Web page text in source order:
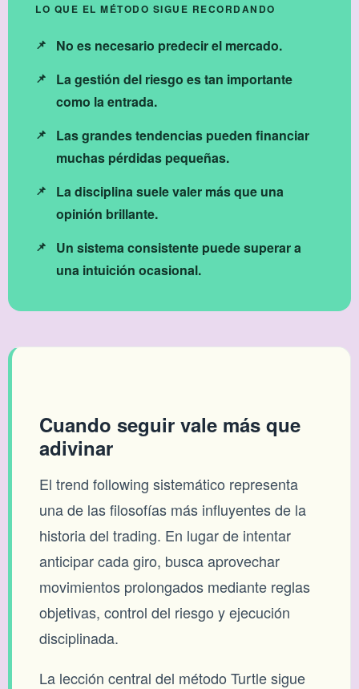
LO QUE EL MÉTODO SIGUE RECORDANDO
No es necesario predecir el mercado.
La gestión del riesgo es tan importante
como la entrada.
Las grandes tendencias pueden financiar
muchas pérdidas pequeñas.
La disciplina suele valer más que una
opinión brillante.
Un sistema consistente puede superar a
una intuición ocasional.
Cuando seguir vale más que
adivinar
El trend following sistemático representa
una de las filosofías más influyentes de la
historia del trading. En lugar de intentar
anticipar cada giro, busca aprovechar
movimientos prolongados mediante reglas
objetivas, control del riesgo y ejecución
disciplinada.
La lección central del método Turtle sigue